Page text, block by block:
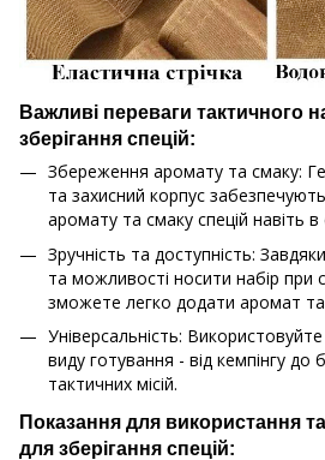
Важливі переваги тактичного
зберігання спецій:
Збереження аромату та смаку:
та захисний корпус
аромату та смаку спецій навіть
Зручність та доступність:
та можливості носити набір при
зможете легко додати аромат
Універсальність:
виду готування - від кемпінгу до
тактичних місій.
Показання для використання
для зберігання спецій: